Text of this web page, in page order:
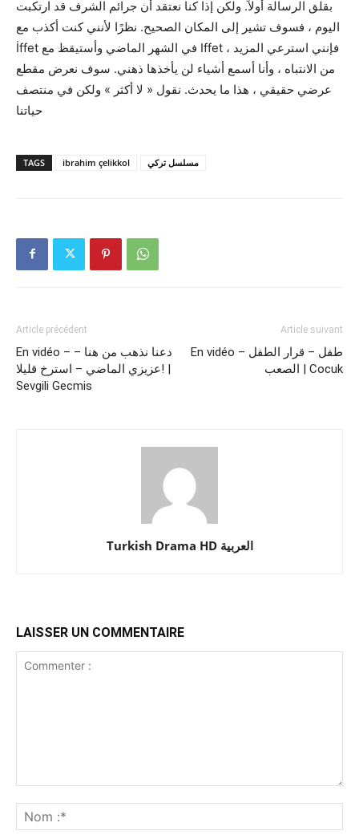
بقلق الرسالة أولاً. ولكن إذا كنا نعتقد أن جرائم الشرف قد ارتكبت
اليوم ، فسوف تشير إلى المكان الصحيح. نظرًا لأنني كنت أكذب مع
İffet في الشهر الماضي وأستيقظ مع Iffet ، فإنني استرعي المزيد
من الانتباه ، وأنا أسمع أشياء لن يأخذها ذهني. سوف نعرض مقطع
عرضي حقيقي ، هذا ما يحدث. نقول « لا أكثر » ولكن في منتصف
حياتنا
TAGS ibrahim çelikkol مسلسل تركي
Article précédent
En vidéo – دعنا نذهب من هنا –
عزيزي الماضي – استرخ قليلا! |
Sevgili Gecmis
Article suivant
En vidéo – طفل – قرار الطفل
الصعب | Cocuk
Turkish Drama HD العربية
LAISSER UN COMMENTAIRE